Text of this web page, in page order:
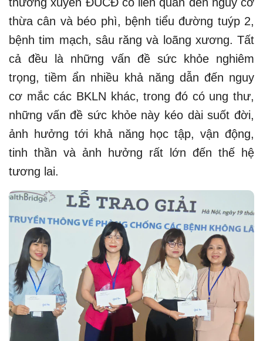
thừa cân và béo phì, bệnh tiểu đường tuýp 2,
bệnh tim mạch, sâu răng và loãng xương. Tất
cả đều là những vấn đề sức khỏe nghiêm
trọng, tiềm ẩn nhiều khả năng dẫn đến nguy
cơ mắc các BKLN khác, trong đó có ung thư,
những vấn đề sức khỏe này kéo dài suốt đời,
ảnh hưởng tới khả năng học tập, vận động,
tinh thần và ảnh hưởng rất lớn đến thế hệ
tương lai.